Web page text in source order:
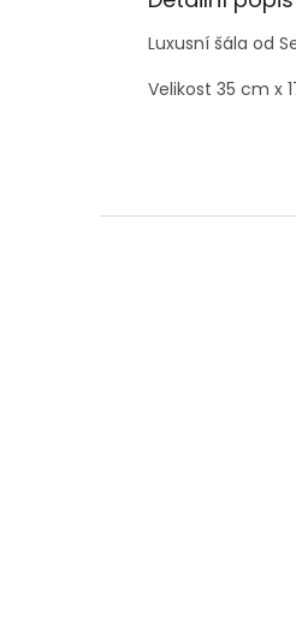
Luxusní šála od
Velikost 35 cm x